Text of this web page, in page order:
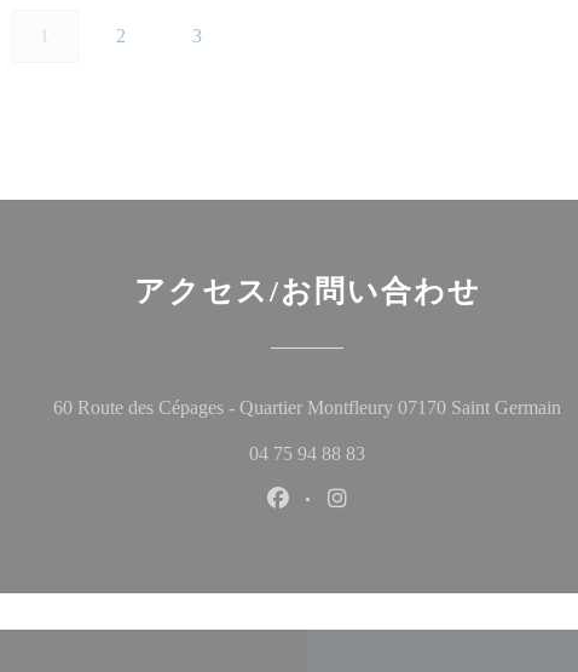
1 2 3
アクセス/お問い合わせ
60 Route des Cépages - Quartier Montfleury 07170 Saint Germain
04 75 94 88 83
Facebook ((新しいウィンドウで